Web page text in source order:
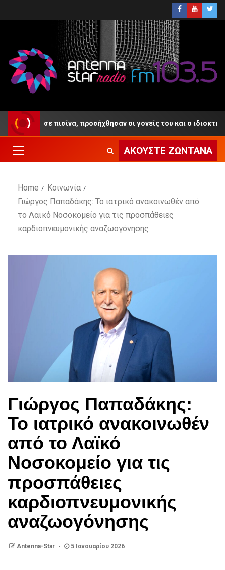
σε πισίνα, προσήχθησαν οι γονείς του και ο ιδιοκτήτης
ΑΚΟΎΣΤΕ ΖΩΝΤΑΝΆ
Home
Κοινωνία
Γιώργος Παπαδάκης: Το ιατρικό ανακοινωθέν από
το Λαϊκό Νοσοκομείο για τις προσπάθειες
καρδιοπνευμονικής αναζωογόνησης
Γιώργος Παπαδάκης:
Το ιατρικό ανακοινωθέν
από το Λαϊκό
Νοσοκομείο για τις
προσπάθειες
καρδιοπνευμονικής
αναζωογόνησης
Antenna-Star 5 Ιανουαρίου 2026